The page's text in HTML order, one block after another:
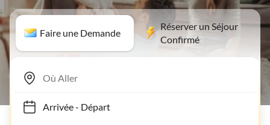
Faire une Demande
Réserver un Séjour
Confirmé
Arrivée- Départ